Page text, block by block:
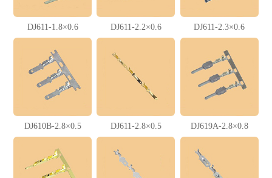
DJ611-1.8×0.6 DJ611-2.2×0.6 DJ611-2.3×0.6
DJ610B-2.8×0.5 DJ611-2.8×0.5 DJ619A-2.8×0.8